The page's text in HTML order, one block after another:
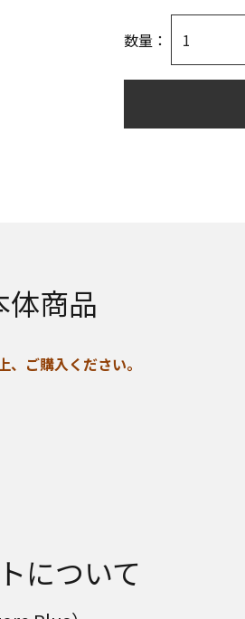
数量：
体商品
ご購入ください。
について